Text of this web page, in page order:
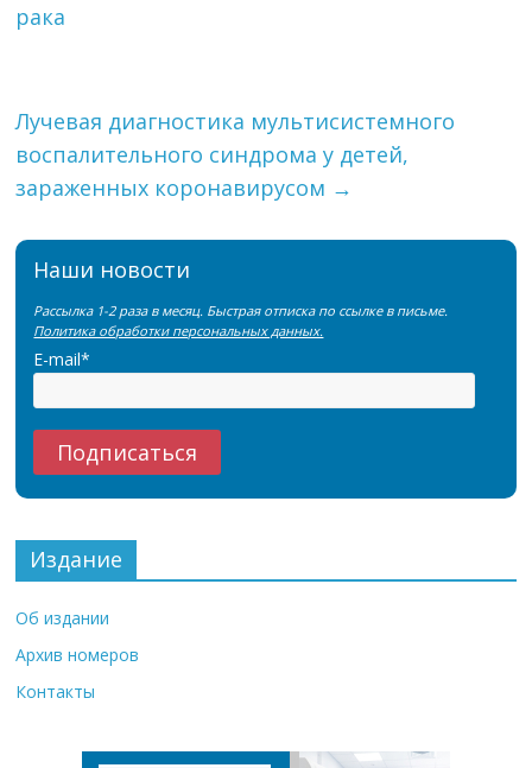
рака
Лучевая диагностика мультисистемного
воспалительного синдрома у детей,
зараженных коронавирусом →
Наши новости
Рассылка 1-2 раза в месяц. Быстрая отписка по ссылке в письме.
Политика обработки персональных данных.
E-mail*
Издание
Об издании
Архив номеров
Контакты